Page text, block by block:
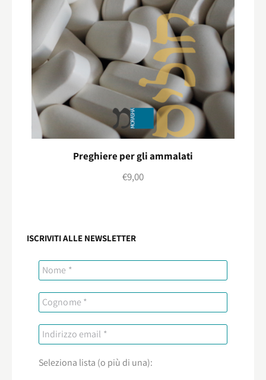
Preghiere per gli ammalati
€9,00
ISCRIVITI ALLE NEWSLETTER
Seleziona lista (o più di una):